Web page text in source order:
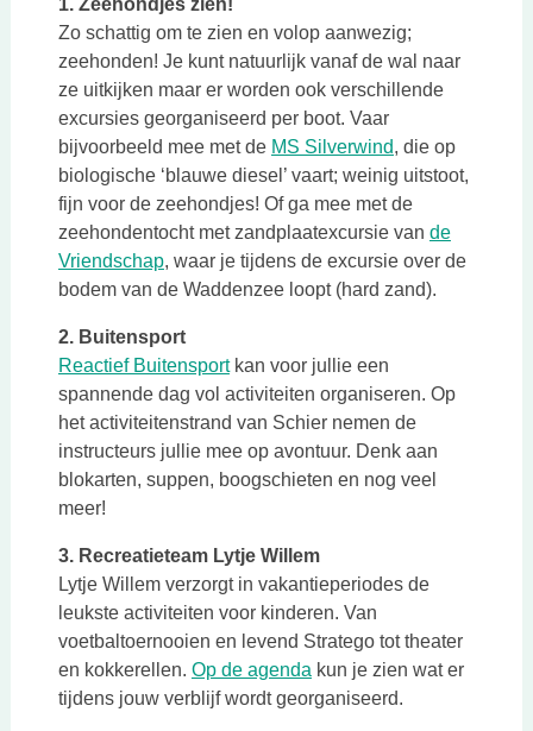
Zo schattig om te zien en volop aanwezig;
zeehonden! Je kunt natuurlijk vanaf de wal naar
ze uitkijken maar er worden ook verschillende
excursies georganiseerd per boot. Vaar
bijvoorbeeld mee met de MS SilverwindDeze link opent
, die op
biologische ‘blauwe diesel’ vaart; weinig uitstoot,
fijn voor de zeehondjes! Of ga mee met de
zeehondentocht met zandplaatexcursie van de
VriendschapDeze link opent in een nieuwe tab
, waar je tijdens de excursie over de
bodem van de Waddenzee loopt (hard zand).
2. Buitensport
Reactief BuitensportDeze link opent in een nieuwe tab
kan voor jullie een
spannende dag vol activiteiten organiseren. Op
het activiteitenstrand van Schier nemen de
instructeurs jullie mee op avontuur. Denk aan
blokarten, suppen, boogschieten en nog veel
meer!
3. Recreatieteam Lytje Willem
Lytje Willem verzorgt in vakantieperiodes de
leukste activiteiten voor kinderen. Van
voetbaltoernooien en levend Stratego tot theater
en kokkerellen. Op de agendaDeze link opent in een
kun je zien wat er
tijdens jouw verblijf wordt georganiseerd.